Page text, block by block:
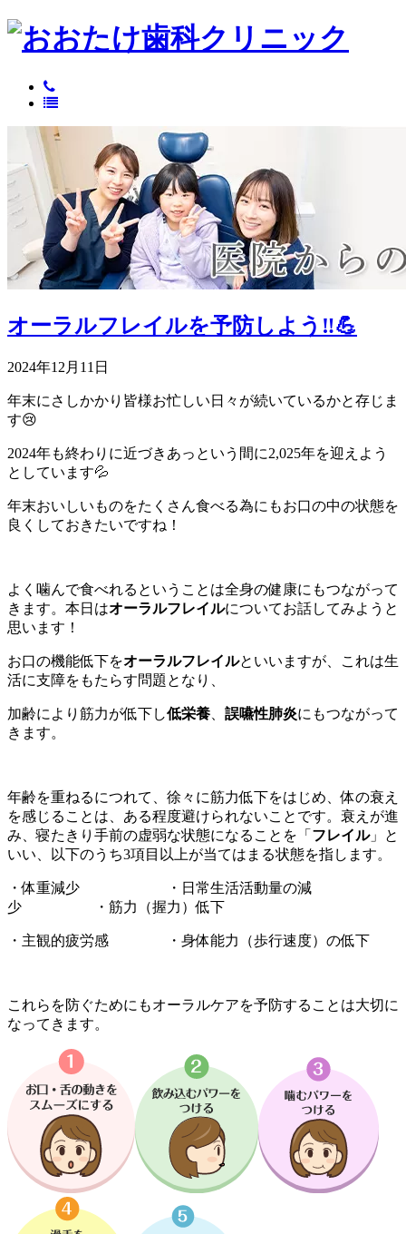
オーラルフレイルを予防しよう‼💪
2024年12月11日
年末にさしかかり皆様お忙しい日々が続いているかと存じま
す😢
2024年も終わりに近づきあっという間に2,025年を迎えよう
としています💦
年末おいしいものをたくさん食べる為にもお口の中の状態を
良くしておきたいですね！
よく噛んで食べれるということは全身の健康にもつながって
きます。本日はオーラルフレイルについてお話してみようと
思います！
お口の機能低下をオーラルフレイルといいますが、これは生
活に支障をもたらす問題となり、
加齢により筋力が低下し低栄養 誤嚥性肺炎にもつながって
きます。
年齢を重ねるにつれて、徐々に筋力低下をはじめ、体の衰え
を感じることは、ある程度避けられないことです。衰えが進
み、寝たきり手前の虚弱な状態になることを「 フレイル」と
いい、以下のうち3項目以上が当てはまる状態を指します。
・体重減少 ・日常生活活動量の減
少 ・筋力（握力）低下
・主観的疲労感 ・身体能力（歩行速度）の低下
これらを防ぐためにもオーラルケアを予防することは大切に
なってきます。